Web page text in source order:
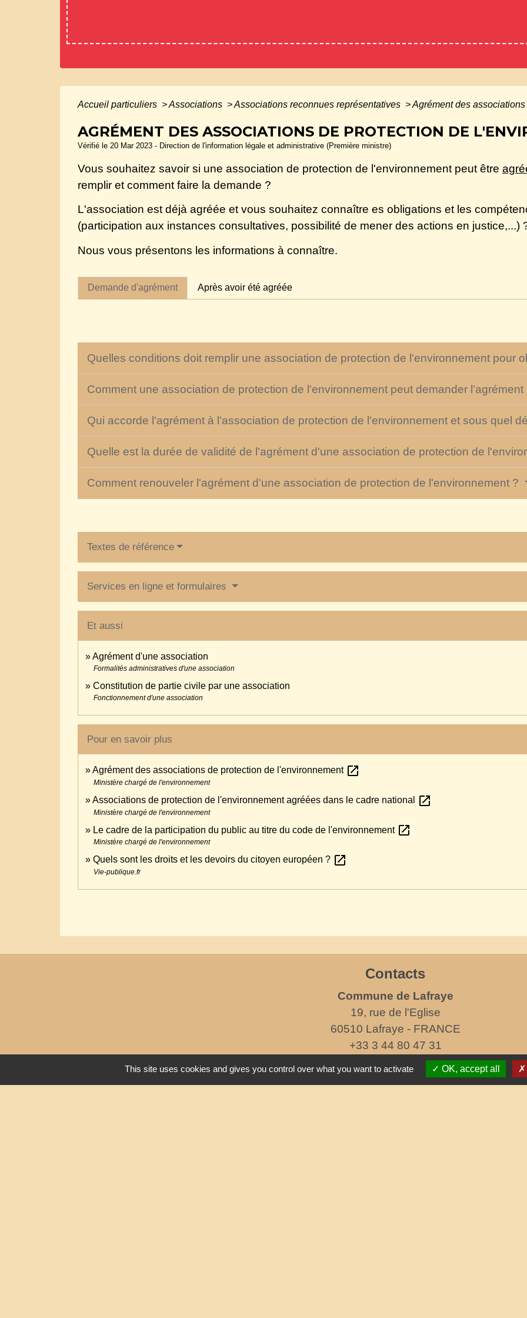
Accueil particuliers >Associations >Associations reconnues représentatives >Agrément des
AGRÉMENT DES ASSOCIATIONS DE PROTECTION DE
Vérifié le 20 Mar 2023 - Direction de l'information légale et administrative (Première ministre)
Vous souhaitez savoir si une association de protection de l'environnement peut être
remplir et comment faire la demande ?
L'association est déjà agréée et vous souhaitez connaître es obligations et les
(participation aux instances consultatives, possibilité de mener des actions en justice,...)
Nous vous présentons les informations à connaître.
Demande d'agrément Après avoir été agréée
Quelles conditions doit remplir une association de protection de l'environnement pour
Comment une association de protection de l'environnement peut demander l'agrément
Qui accorde l'agrément à l'association de protection de l'environnement et sous quel
Quelle est la durée de validité de l'agrément d'une association de protection de
Comment renouveler l'agrément d'une association de protection de l'environnement ?
Textes de référence
Services en ligne et formulaires
Et aussi
Agrément d'une association
Formalités administratives d'une association
Constitution de partie civile par une association
Fonctionnement d'une association
Pour en savoir plus
Agrément des associations de protection de l'environnement open_in_new
Ministère chargé de l'environnement
Associations de protection de l'environnement agréées dans le cadre national open_in_new
Ministère chargé de l'environnement
Le cadre de la participation du public au titre du code de l'environnement open_in_new
Ministère chargé de l'environnement
Quels sont les droits et les devoirs du citoyen européen ? open_in_new
Vie-publique.fr
Contacts
Commune de Lafraye
19, rue de l'Eglise
60510 Lafraye - FRANCE
+33 3 44 80 47 31
Contact par formulaire
This site uses cookies and gives you control over what you want to activate OK, accept all